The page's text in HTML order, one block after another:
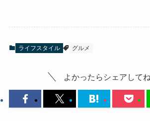
ライフスタイル グルメ
よかったらシェアしてね